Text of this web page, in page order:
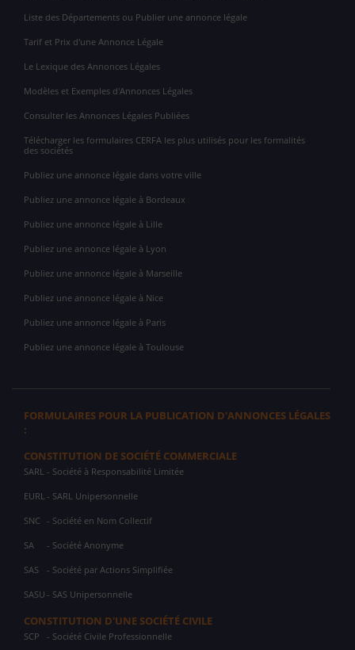
Liste des Départements ou Publier une annonce légale
Tarif et Prix d'une Annonce Légale
Le Lexique des Annonces Légales
Modèles et Exemples d'Annonces Légales
Consulter les Annonces Légales Publiées
Télécharger les formulaires CERFA les plus utilisés pour les formalités
des sociétés
Publiez une annonce légale dans votre ville
Publiez une annonce légale à Bordeaux
Publiez une annonce légale à Lille
Publiez une annonce légale à Lyon
Publiez une annonce légale à Marseille
Publiez une annonce légale à Nice
Publiez une annonce légale à Paris
Publiez une annonce légale à Toulouse
FORMULAIRES POUR LA PUBLICATION D'ANNONCES LÉGALES
:
CONSTITUTION DE SOCIÉTÉ COMMERCIALE
SARL - Société à Responsabilité Limitée
EURL - SARL Unipersonnelle
SNC - Société en Nom Collectif
SA - Société Anonyme
SAS - Société par Actions Simplifiée
SASU - SAS Unipersonnelle
CONSTITUTION D'UNE SOCIÉTÉ CIVILE
SCP - Société Civile Professionnelle